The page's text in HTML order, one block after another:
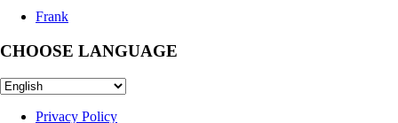
Frank
CHOOSE LANGUAGE
Privacy Policy